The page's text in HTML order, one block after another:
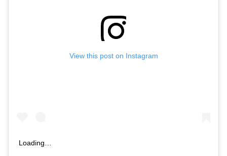
View this post on Instagram
Loading…